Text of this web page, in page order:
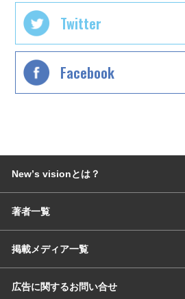
Twitter
Facebook
Newʼs visionとは？
著者一覧
掲載メディア一覧
広告に関するお問い合せ